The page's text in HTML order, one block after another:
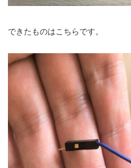
できたものはこちらです。